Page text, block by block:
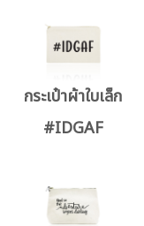
กระเป๋าผ้าใบเล็ก
#IDGAF